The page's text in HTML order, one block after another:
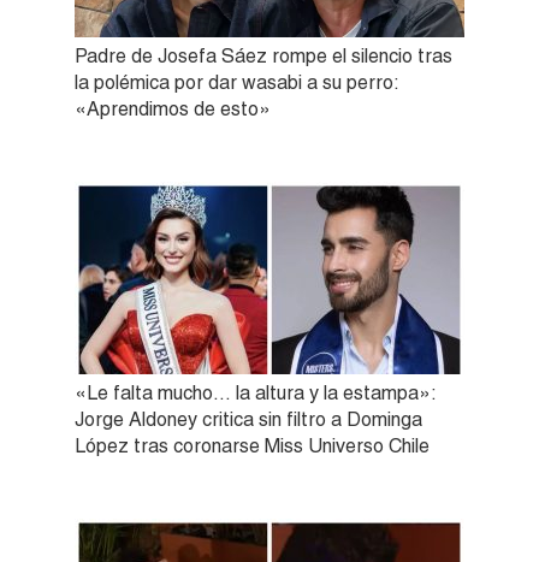
Padre de Josefa Sáez rompe el silencio tras
la polémica por dar wasabi a su perro:
«Aprendimos de esto»
«Le falta mucho… la altura y la estampa»:
Jorge Aldoney critica sin filtro a Dominga
López tras coronarse Miss Universo Chile